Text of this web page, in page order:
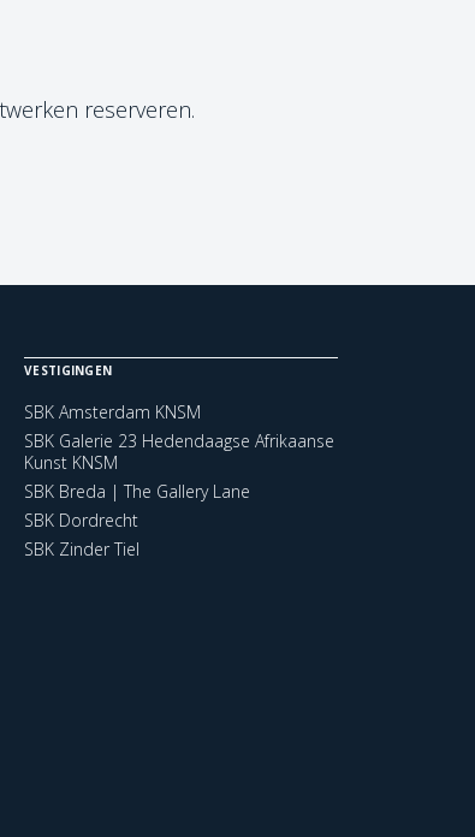
reserveren.
VESTIGINGEN
SBK Amsterdam KNSM
SBK Galerie 23 Hedendaagse Afrikaanse
Kunst KNSM
SBK Breda | The Gallery Lane
SBK Dordrecht
SBK Zinder Tiel